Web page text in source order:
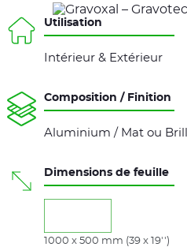
Utilisation
Intérieur & Extérieur
Composition / Finition
Aluminium / Mat ou
Dimensions de feuille
1000 x 500 mm (39 x 19'')